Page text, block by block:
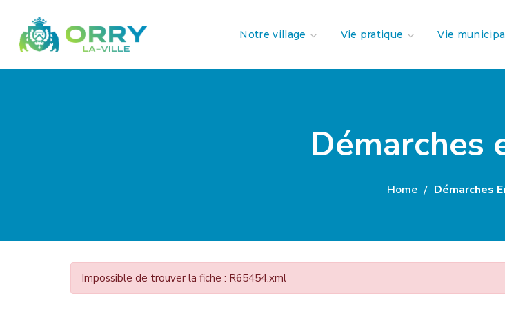
Notre village Vie pratique Vie
Démarches
Home Démarches
Impossible de trouver la fiche : R65454.xml